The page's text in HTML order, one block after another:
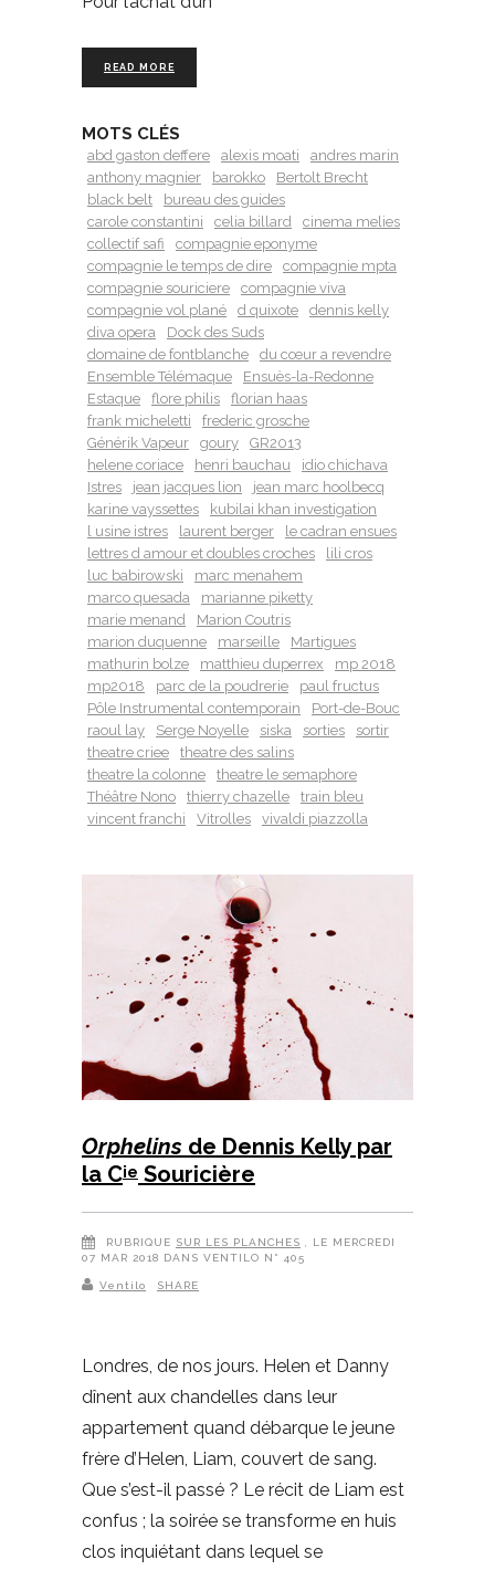
READ MORE
MOTS CLÉS
abd gaston deffere alexis moati
andres marin
anthony magnier
barokko
Bertolt Brecht
black belt
bureau des guides
carole constantini
celia billard
cinema melies
collectif safi
compagnie eponyme
compagnie le temps de dire
compagnie mpta
compagnie souriciere
compagnie viva
compagnie vol plané
d quixote
dennis kelly
diva opera
Dock des Suds
domaine de fontblanche
du cœur a revendre
Ensemble Télémaque
Ensuès-la-Redonne
Estaque
flore philis
florian haas
frank micheletti
frederic grosche
Générik Vapeur
goury
GR2013
helene coriace
henri bauchau
idio chichava
Istres
jean jacques lion
jean marc hoolbecq
karine vayssettes
kubilai khan investigation
l usine istres
laurent berger
le cadran ensues
lettres d amour et doubles croches
lili cros
luc babirowski
marc menahem
marco quesada
marianne piketty
marie menand
Marion Coutris
marion duquenne
marseille
Martigues
mathurin bolze
matthieu duperrex
mp 2018
mp2018
parc de la poudrerie
paul fructus
Pôle Instrumental contemporain
Port-de-Bouc
raoul lay
Serge Noyelle siska sorties
sortir
theatre criee
theatre des salins
theatre la colonne
theatre le semaphore
Théâtre Nono
thierry chazelle
train bleu
vincent franchi
Vitrolles vivaldi piazzolla
Orphelins de Dennis Kelly par
la Cie Souricière
RUBRIQUE SUR LES PLANCHES , LE MERCREDI
07 MAR 2018 DANS VENTILO N° 405
Ventilo SHARE
Londres, de nos jours. Helen et Danny
dînent aux chandelles dans leur
appartement quand débarque le jeune
frère d’Helen, Liam, couvert de sang.
Que s’est-il passé ? Le récit de Liam est
confus ; la soirée se transforme en huis
clos inquiétant dans lequel se